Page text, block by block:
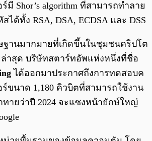
Shor’s algorithm ที่สามารถทำลาย
ได้ทั้ง RSA, DSA, ECDSA และ DSS
านมากมายที่เกิดขึ้นในชุมชนคริปโต
าสุด บริษัทสตาร์ทอัพแห่งหนึ่งที่ชื่อ
ได้ออกมาประกาศถึงการทดสอบค
ขนาด 1,180 คิวบิตที่สามารถใช้งาน
ายว่าปี 2024 จะแซงหน้ายักษ์ใหญ่